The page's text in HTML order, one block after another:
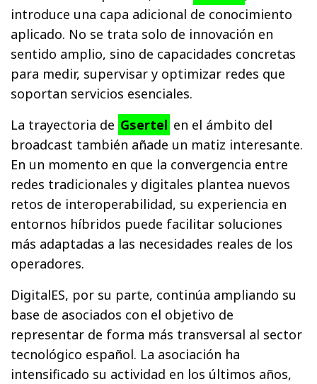
introduce una capa adicional de conocimiento
aplicado. No se trata solo de innovación en
sentido amplio, sino de capacidades concretas
para medir, supervisar y optimizar redes que
soportan servicios esenciales.
La trayectoria de Gsertel en el ámbito del
broadcast también añade un matiz interesante.
En un momento en que la convergencia entre
redes tradicionales y digitales plantea nuevos
retos de interoperabilidad, su experiencia en
entornos híbridos puede facilitar soluciones
más adaptadas a las necesidades reales de los
operadores.
DigitalES, por su parte, continúa ampliando su
base de asociados con el objetivo de
representar de forma más transversal al sector
tecnológico español. La asociación ha
intensificado su actividad en los últimos años,